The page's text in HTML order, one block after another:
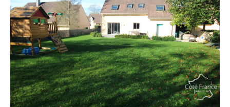
Ville
Budget
Budget
Surface
Surface